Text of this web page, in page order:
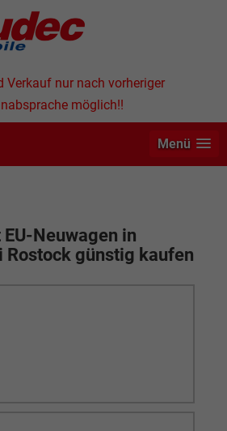
Verkauf nur nach vorheriger
möglich!!
Menü
Neuwagen in
Rostock günstig kaufen